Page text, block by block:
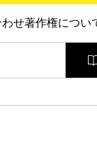
わせ著作権につい